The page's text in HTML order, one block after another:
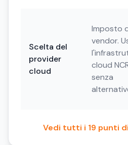
Scelta del
provider
cloud
Imposto
vendor.
cloud
senza
Vedi tutti i 19 punti